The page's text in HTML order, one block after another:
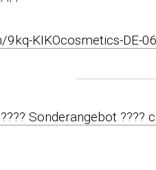
KIKOcosmetics-DE-
Sonderangebot